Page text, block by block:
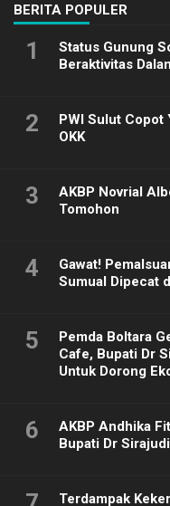
BERITA POPULER
1
Status Gunung
Beraktivitas
2
PWI Sulut Copot
OKK
3
AKBP Novrial
Tomohon
4
Gawat!
Sumual Dipecat
5
Pemda Boltara
Cafe, Bupati Dr
Untuk Dorong
6
AKBP Andhika
Bupati Dr
Terdampak